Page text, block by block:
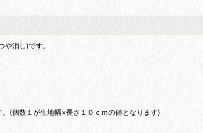
消し)です。
(個数１が生地幅×長さ１０ｃｍの値となります)